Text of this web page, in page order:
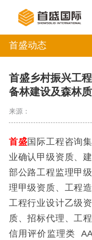
首盛动态
首盛乡村振兴工
备林建设及森林
来源：
首盛国际工程咨询
业确认甲级资质、
部公路工程监理甲
理甲级资质、工程
工程行业设计乙级
质、招标代理、工
信用评价监理类